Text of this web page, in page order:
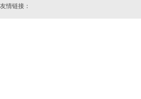
友情链接：